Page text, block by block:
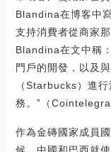
Blandina在博客中
支持消費者從商家
Blandina在文中稱
門戶的開發，以及
（Starbucks）進
務。”（
作為金磚國家成員